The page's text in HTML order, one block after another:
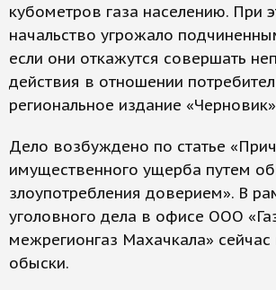
кубометров газа населению. При
начальство угрожало
если они откажутся совершать
действия в отношении
региональное издание
Дело возбуждено по статье
имущественного ущерба путем
злоупотребления доверием». В
уголовного дела в офисе ООО
межрегионгаз Махачкала»
обыски.